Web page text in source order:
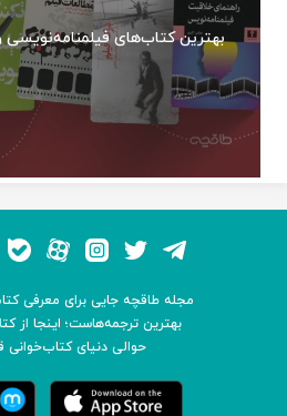
بهترین کتاب‌های
مجله طاقچه جایی برای معرفی
بهترین ترجمه‌هاست؛ اینجا از
حوالی دنیای